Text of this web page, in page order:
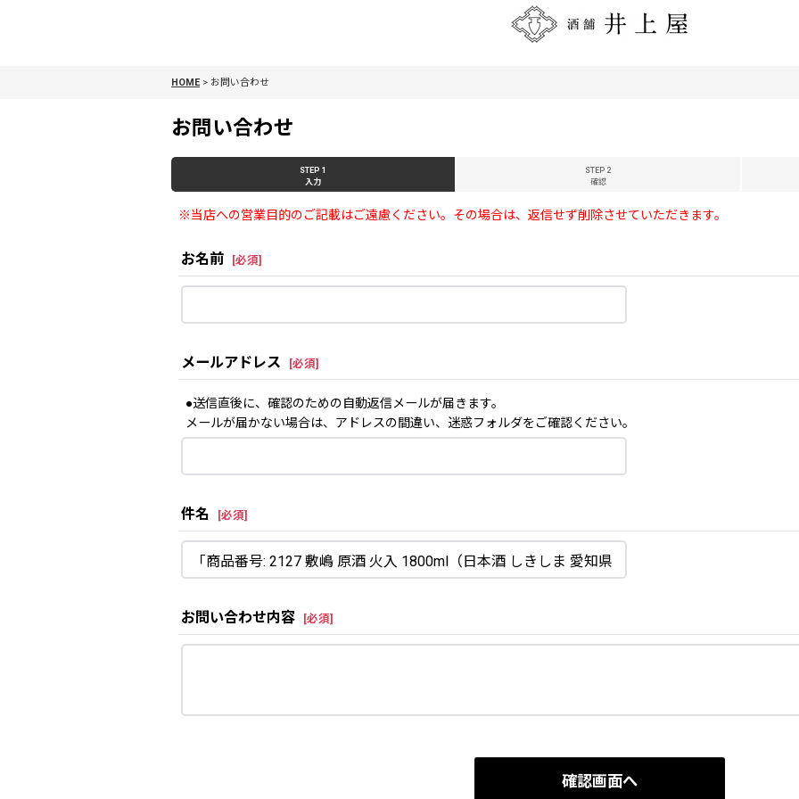
HOME > お問い合わせ
お問い合わせ
STEP 1
入力
STEP 2
確認
※当店への営業目的のご記載はご遠慮ください。その場合は、返信せず削除させていただきます。
お名前 [必須]
メールアドレス [必須]
●送信直後に、確認のための自動返信メールが届きます。
メールが届かない場合は、アドレスの間違い、迷惑フォルダをご確認ください。
件名 [必須]
お問い合わせ内容 [必須]
確認画面へ